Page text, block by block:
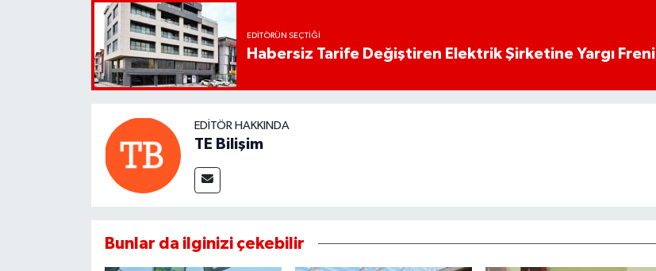
EDITÖRÜN SEÇTIĞI
Habersiz Tarife Değiştiren Elektrik Şirketine Yargı Freni
EDITÖR HAKKINDA
TE Bilişim
Bunlar da ilginizi çekebilir